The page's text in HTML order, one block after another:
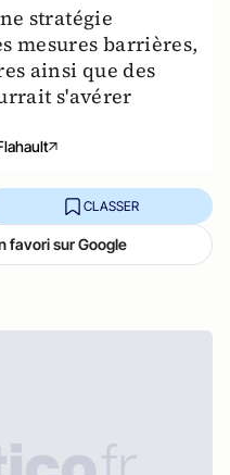
stratégie
mesures barrières,
ainsi que des
s'avérer
CLASSER
favori sur Google